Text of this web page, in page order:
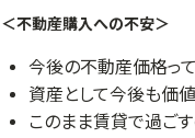
＜不動産購入への不安＞
今後の不動産価格っ
資産として今後も価
このまま賃貸で過ごす